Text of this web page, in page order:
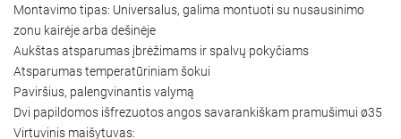
Montavimo tipas: Universalus, galima montuoti su nusausinimo
zonu kairėje arba dešinėje
Aukštas atsparumas įbrėžimams ir spalvų pokyčiams
Atsparumas temperatūriniam šokui
Paviršius, palengvinantis valymą
Dvi papildomos išfrezuotos angos savarankiškam pramušimui ø35
Virtuvinis maišytuvas: